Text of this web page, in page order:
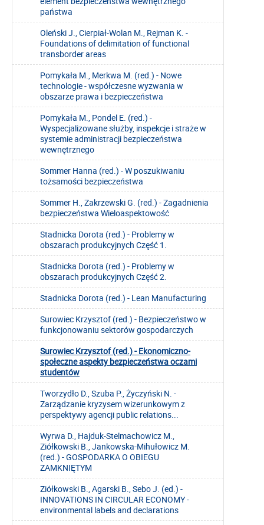
państwa
Oleński J., Cierpiał-Wolan M., Rejman K. -
Foundations of delimitation of functional
transborder areas
Pomykała M., Merkwa M. (red.) - Nowe
technologie - współczesne wyzwania w
obszarze prawa i bezpieczeństwa
Pomykała M., Pondel E. (red.) -
Wyspecjalizowane służby, inspekcje i straże w
systemie administracji bezpieczeństwa
wewnętrznego
Sommer Hanna (red.) - W poszukiwaniu
tożsamości bezpieczeństwa
Sommer H., Zakrzewski G. (red.) - Zagadnienia
bezpieczeństwa Wieloaspektowość
Stadnicka Dorota (red.) - Problemy w
obszarach produkcyjnych Część 1.
Stadnicka Dorota (red.) - Problemy w
obszarach produkcyjnych Część 2.
Stadnicka Dorota (red.) - Lean Manufacturing
Surowiec Krzysztof (red.) - Bezpieczeństwo w
funkcjonowaniu sektorów gospodarczych
Surowiec Krzysztof (red.) - Ekonomiczno-
społeczne aspekty bezpieczeństwa oczami
studentów
Tworzydło D., Szuba P., Życzyński N. -
Zarządzanie kryzysem wizerunkowym z
perspektywy agencji public relations...
Wyrwa D., Hajduk-Stelmachowicz M.,
Ziółkowski B., Jankowska-Mihułowicz M.
(red.) - GOSPODARKA O OBIEGU
ZAMKNIĘTYM
Ziółkowski B., Agarski B., Sebo J. (ed.) -
INNOVATIONS IN CIRCULAR ECONOMY -
environmental labels and declarations